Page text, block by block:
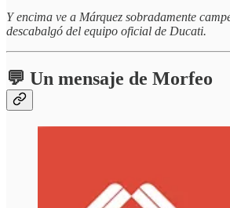
Y encima ve a Márquez sobradamente
descabalgó del equipo oficial de Ducati.
💬 Un mensaje de Morfeo